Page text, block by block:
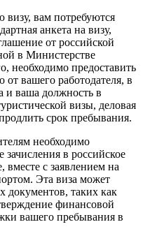
вам потребуются
анкета на визу,
от российской
в Министерстве
необходимо предоставить
вашего работодателя, в
и ваша должность в
визы, деловая
срок пребывания.
необходимо
зачисления в российское
вместе с заявлением на
Эта виза может
документов, таких как
финансовой
вашего пребывания в